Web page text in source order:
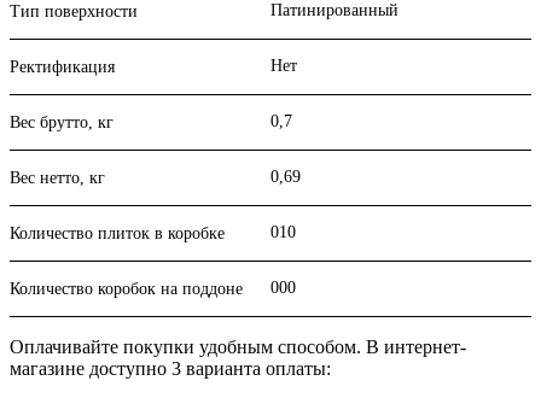
Тип поверхности Патинированный
Ректификация Нет
Вес брутто, кг 0,7
Вес нетто, кг 0,69
Количество плиток в коробке 010
Количество коробок на поддоне 000
Оплачивайте покупки удобным способом. В интернет-
магазине доступно 3 варианта оплаты: